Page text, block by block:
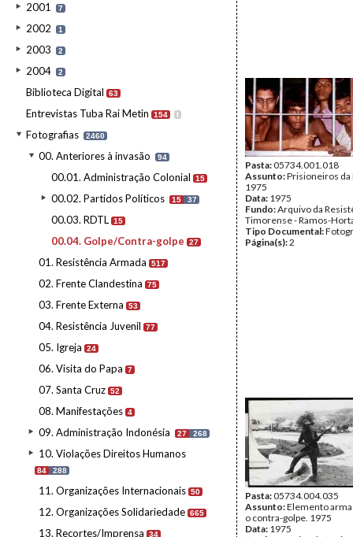
2001 7
2002 1
2003 2
2004 2
Biblioteca Digital 63
Entrevistas Tuba Rai Metin 154 I
Fotografias 2460
00. Anteriores à invasão 94
00.01. Administração Colonial 15
00.02. Partidos Políticos 15 37
00.03. RDTL 15
00.04. Golpe/Contra-golpe 27
01. Resistência Armada 517
02. Frente Clandestina 75
03. Frente Externa 53
04. Resistência Juvenil 77
05. Igreja 24
06. Visita do Papa 7
07. Santa Cruz 52
08. Manifestações 4
09. Administração Indonésia 27 268
10. Violações Direitos Humanos
84 288
11. Organizações Internacionais 50
12. Organizações Solidariedade 665
13. Recortes/Imprensa 34
Pasta:05734.001.018
Assunto:Prisioneiros da
1975
Data: 1975
Fundo:Arquivo da
Timorense - Ramos-
Tipo Documental:
Página(s):2
Pasta:05734.004.035
Assunto:Elemento
o contra-golpe. 1975
Data: 1975